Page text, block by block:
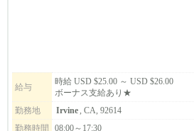
チームが円滑かつ効率的に業務を進めら
スから支えていただきます。
給与
時給 USD $25.00 ～ USD $26.00
ボーナス支給あり★
勤務地
Irvine, CA, 92614
勤務時間
08:00～17:30